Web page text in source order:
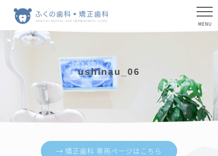
ushinau_06
→ 矯正歯科 専用ページはこちら